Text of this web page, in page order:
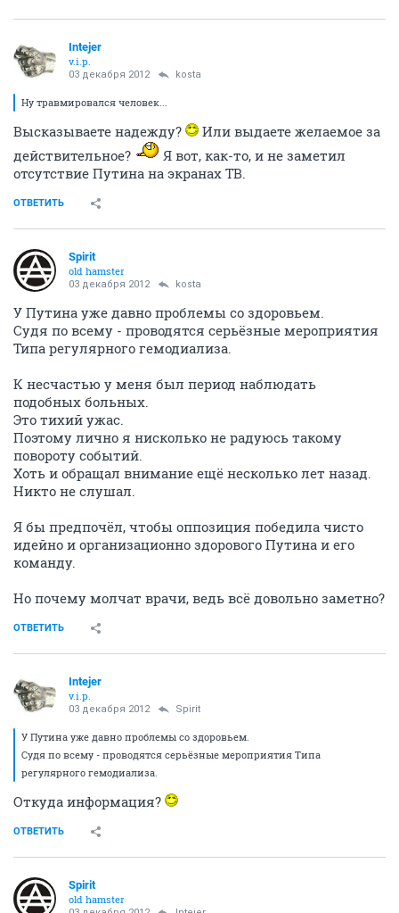
Intejer
v.i.p.
03 декабря 2012 kosta
Ну травмировался человек...
Высказываете надежду?
Или выдаете желаемое за
действительное?
Я вот, как-то, и не заметил
отсутствие Путина на экранах ТВ.
ОТВЕТИТЬ
Spirit
old hamster
03 декабря 2012 kosta
У Путина уже давно проблемы со здоровьем.
Судя по всему - проводятся серьёзные мероприятия
Типа регулярного гемодиализа.
К несчастью у меня был период наблюдать
подобных больных.
Это тихий ужас.
Поэтому лично я нисколько не радуюсь такому
повороту событий.
Хоть и обращал внимание ещё несколько лет назад.
Никто не слушал.
Я бы предпочёл, чтобы оппозиция победила чисто
идейно и организационно здорового Путина и его
команду.
Но почему молчат врачи, ведь всё довольно заметно?
ОТВЕТИТЬ
Intejer
v.i.p.
03 декабря 2012 Spirit
У Путина уже давно проблемы со здоровьем.
Судя по всему - проводятся серьёзные мероприятия Типа
регулярного гемодиализа.
Откуда информация?
ОТВЕТИТЬ
Spirit
old hamster